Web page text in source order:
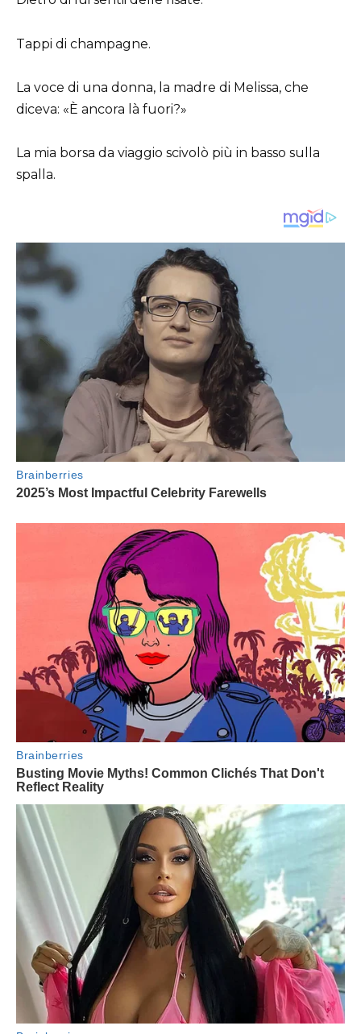
Tappi di champagne.
La voce di una donna, la madre di Melissa, che
diceva: «È ancora là fuori?»
La mia borsa da viaggio scivolò più in basso sulla
spalla.